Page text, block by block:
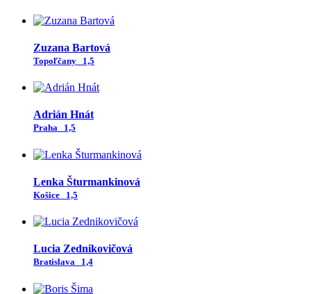
Zuzana Bartová
Topoľčany 1,5
Adrián Hnát
Praha 1,5
Lenka Šturmankinová
Košice 1,5
Lucia Zednikovičová
Bratislava 1,4